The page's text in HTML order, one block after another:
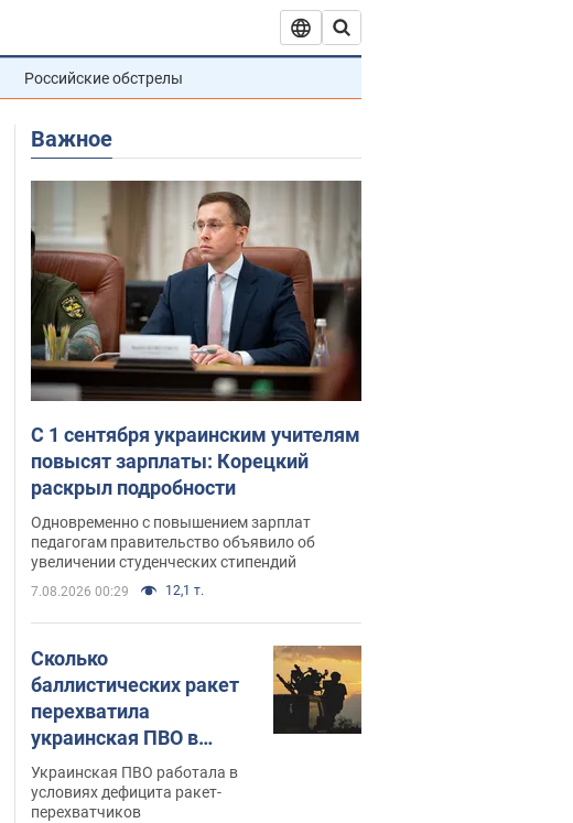
Российские обстрелы
Важное
С 1 сентября украинским учителям
повысят зарплаты: Корецкий
раскрыл подробности
Одновременно с повышением зарплат
педагогам правительство объявило об
увеличении студенческих стипендий
7.08.2026 00:29 12,1 т.
Сколько
баллистических ракет
перехватила
украинская ПВО в
июле: в Минобороны
назвали цифру
Украинская ПВО работала в
условиях дефицита ракет-
перехватчиков